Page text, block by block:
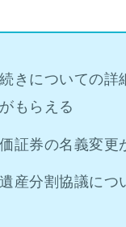
きについての詳
もらえる
証券の名義変更
産分割協議につ